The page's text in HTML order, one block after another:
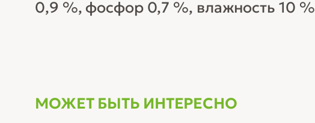
0,9 %, фосфор 0,7 %, влажность 10 %
МОЖЕТ БЫТЬ ИНТЕРЕСНО